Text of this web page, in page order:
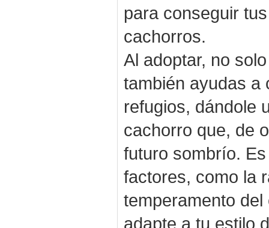
para conseguir
cachorros.
Al adoptar, no
también ayudas a
refugios, dándole
cachorro que, de
futuro sombrío.
factores, como la
temperamento
adapte a tu estilo